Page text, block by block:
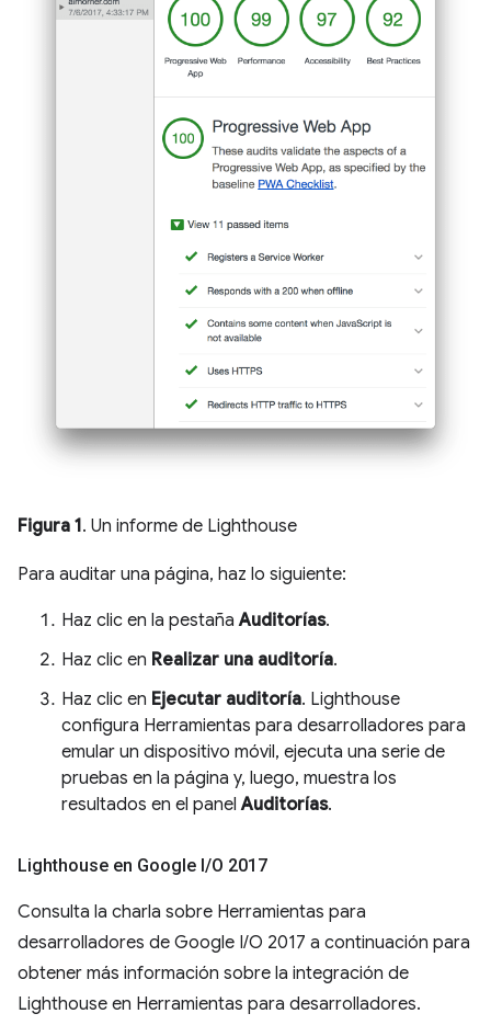
Figura 1. Un informe de Lighthouse
Para auditar una página, haz lo siguiente:
Haz clic en la pestañaAuditorías.
Haz clic en Realizar una auditoría.
Haz clic en Ejecutar auditoría. Lighthouse
configura Herramientas para desarrolladores para
emular un dispositivo móvil, ejecuta una serie de
pruebas en la página y, luego, muestra los
resultados en el panelAuditorías.
Lighthouse en Google I/O 2017
Consulta la charla sobre Herramientas para
desarrolladores de Google I/O 2017 a continuación para
obtener más información sobre la integración de
Lighthouse en Herramientas para desarrolladores.